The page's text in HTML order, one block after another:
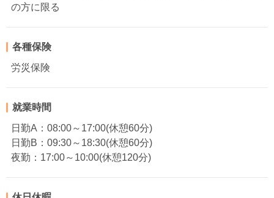
の方に限る
各種保険
労災保険
就業時間
日勤A：08:00～17:00(休憩60分)
日勤B：09:30～18:30(休憩60分)
夜勤：17:00～10:00(休憩120分)